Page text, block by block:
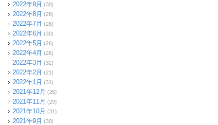
2022年9月 (30)
2022年8月 (28)
2022年7月 (28)
2022年6月 (30)
2022年5月 (26)
2022年4月 (26)
2022年3月 (32)
2022年2月 (21)
2022年1月 (31)
2021年12月 (26)
2021年11月 (29)
2021年10月 (31)
2021年9月 (30)